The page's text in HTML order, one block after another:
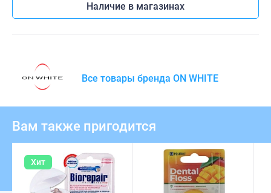
Наличие в магазинах
Все товары бренда ON WHITE
Вам также пригодится
Хит